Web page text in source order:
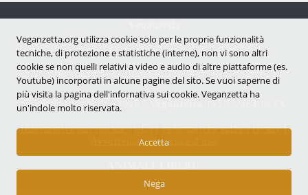
Notizie dal mondo vegan e antispecista
Copyright © 2007 - 2026 |
Informativa sui cookie (UE)|Informativa sulla Privacy|
Avvertenze e Licenza d'uso
Veganzetta.org utilizza cookie solo per le proprie funzionalità
tecniche, di protezione e statistiche (interne), non vi sono altri
cookie se non quelli relativi a video e audio di altre piattaforme (es.
Youtube) incorporati in alcune pagine del sito. Se vuoi saperne di
più visita la pagina dell'infornativa sui cookie. Veganzetta ha
un'indole molto riservata.
Accetta
Nega